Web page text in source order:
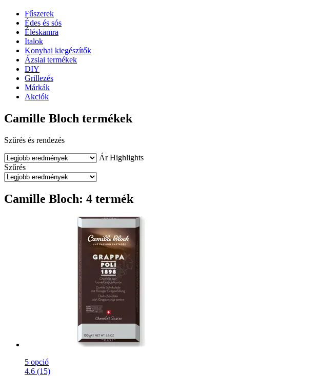
Fűszerek
Édes és sós
Éléskamra
Italok
Konyhai kiegészítők
Ázsiai termékek
DIY
Grillezés
Márkák
Akciók
Camille Bloch termékek
Szűrés és rendezés
Ár Highlights
Szűrés
Camille Bloch: 4 termék
5 opció
4.6 (15)